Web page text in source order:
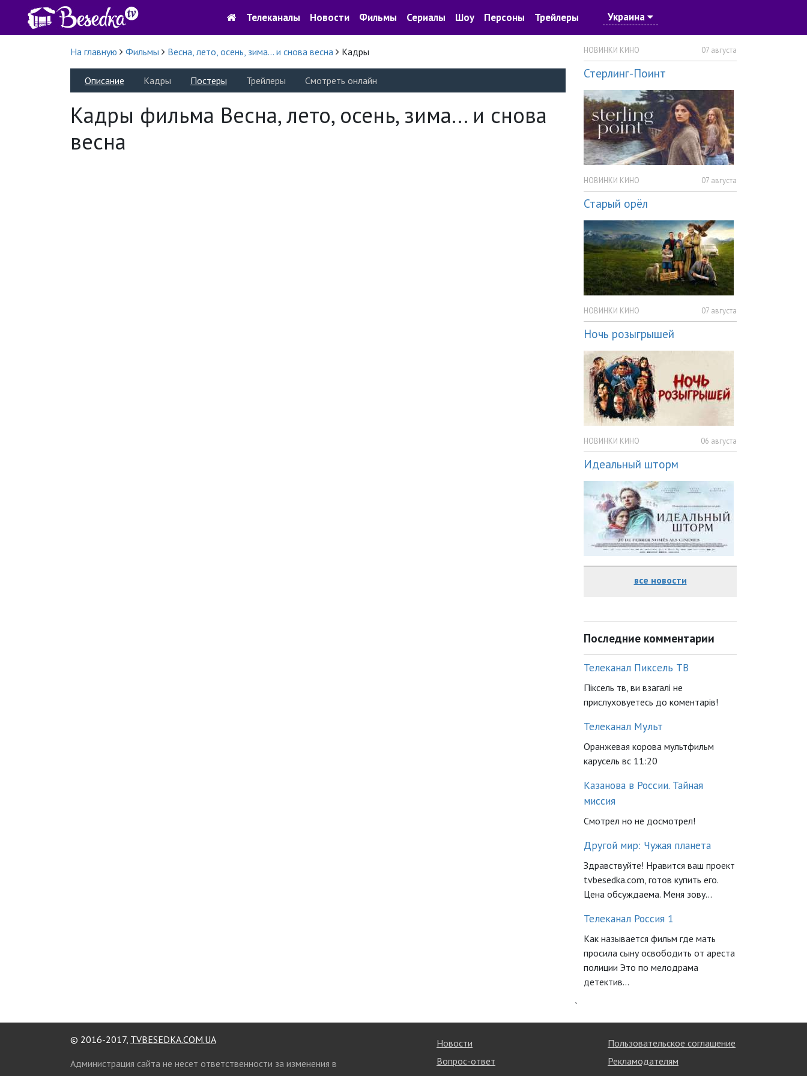
Телеканалы Новости Фильмы Сериалы Шоу Персоны Трейлеры Украина
На главную Фильмы Весна, лето, осень, зима... и снова весна Кадры
Описание Кадры Постеры Трейлеры Смотреть онлайн
Кадры фильма Весна, лето, осень, зима... и снова
весна
НОВИНКИ КИНО 07 августа
Стерлинг-Поинт
НОВИНКИ КИНО 07 августа
Старый орёл
НОВИНКИ КИНО 07 августа
Ночь розыгрышей
НОВИНКИ КИНО 06 августа
Идеальный шторм
все новости
Последние комментарии
Телеканал Пиксель ТВ
Піксель тв, ви взагалі не
прислуховуетесь до коментарів!
Телеканал Мульт
Оранжевая корова мультфильм
карусель вс 11:20
Казанова в России. Тайная
миссия
Смотрел но не досмотрел!
Другой мир: Чужая планета
Здравствуйте! Нравится ваш проект
tvbesedka.com, готов купить его.
Цена обсуждаема. Меня зову...
Телеканал Россия 1
Как называется фильм где мать
просила сыну освободить от ареста
полиции Это по мелодрама
детектив...
`
© 2016-2017, TVBESEDKA.COM.UA
Администрация сайта не несет ответственности за изменения в
Новости
Вопрос-ответ
Пользовательское соглашение
Рекламодателям